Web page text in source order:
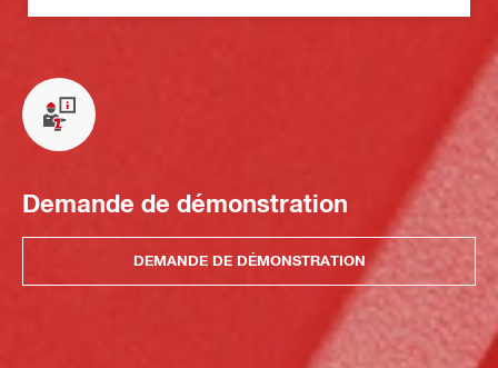
Demande de démonstration
DEMANDE DE DÉMONSTRATION